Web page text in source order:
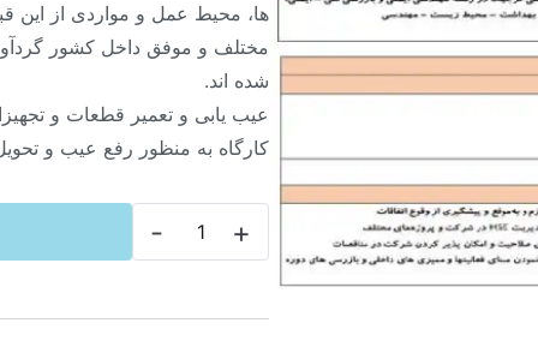
ها، محیط عمل و مواردی از این
مختلف و موفق داخل کشور
شده اند.
عیب یابی و تعمیر قطعات و
کارگاه به منظور رفع عیب و
- +